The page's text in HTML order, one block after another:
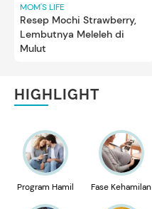
MOM'S LIFE
Resep Mochi Strawberry,
Lembutnya Meleleh di
Mulut
HIGHLIGHT
Program Hamil Fase Kehamilan